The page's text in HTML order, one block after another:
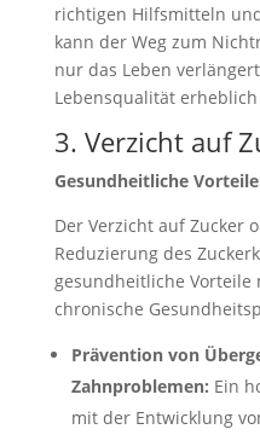
richtigen Hilfsmitteln
kann der Weg zum
nur das Leben
Lebensqualität
3. Verzicht auf
Gesundheitliche
Der Verzicht auf Zucker
Reduzierung des
gesundheitliche
chronische
Prävention von
Zahnproblemen: Ein
mit der Entwicklung